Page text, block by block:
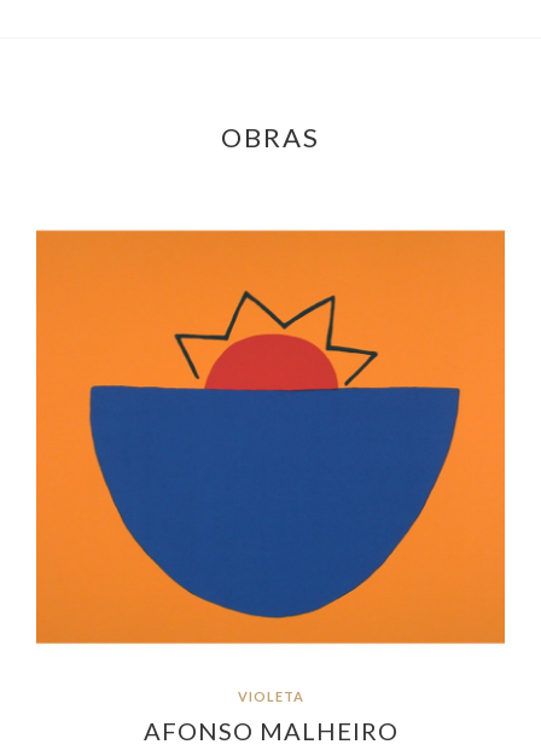
OBRAS
VIOLETA
AFONSO MALHEIRO